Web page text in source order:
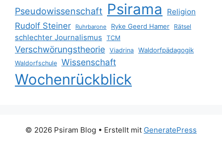
Pseudowissenschaft Psirama Religion
Rudolf Steiner Ruhrbarone Ryke Geerd Hamer Rätsel
schlechter Journalismus TCM
Verschwörungstheorie Viadrina Waldorfpädagogik
Waldorfschule Wissenschaft
Wochenrückblick
© 2026 Psiram Blog • Erstellt mit GeneratePress